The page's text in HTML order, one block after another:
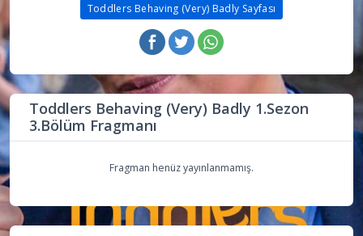
Toddlers Behaving (Very) Badly Sayfası
Toddlers Behaving (Very) Badly 1.Sezon
3.Bölüm Fragmanı
Fragman henüz yayınlanmamış.